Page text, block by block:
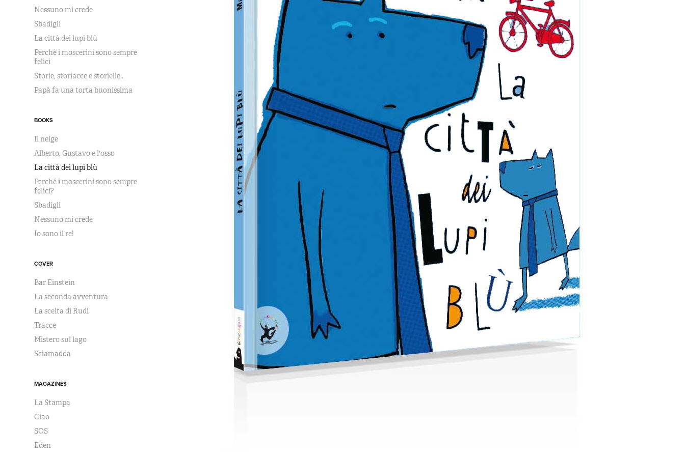
Nessuno mi crede
Sbadigli
La città dei lupi blù
Perchè i moscerini sono sempre
felici
Storie, storiacce e storielle..
Papà fa una torta buonissima
BOOKS
Il neige
Alberto, Gustavo e l'osso
La città dei lupi blù
Perché i moscerini sono sempre
felici?
Sbadigli
Nessuno mi crede
Io sono il re!
COVER
Bar Einstein
La seconda avventura
La scelta di Rudi
Tracce
Mistero sul lago
Sciamadda
MAGAZINES
La Stampa
Ciao
SOS
Eden